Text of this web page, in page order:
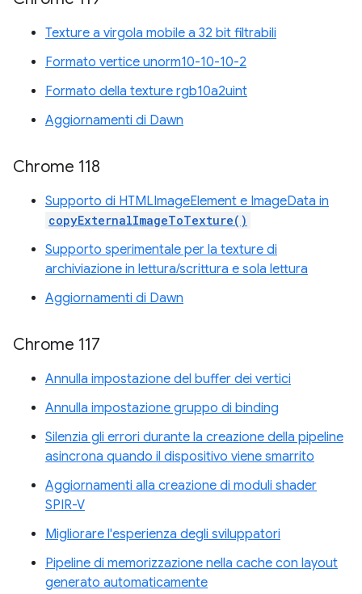
Texture a virgola mobile a 32 bit filtrabili
Formato vertice unorm10-10-10-2
Formato della texture rgb10a2uint
Aggiornamenti di Dawn
Chrome 118
Supporto di HTMLImageElement e ImageData in
copyExternalImageToTexture()
Supporto sperimentale per la texture di
archiviazione in lettura/scrittura e sola lettura
Aggiornamenti di Dawn
Chrome 117
Annulla impostazione del buffer dei vertici
Annulla impostazione gruppo di binding
Silenzia gli errori durante la creazione della pipeline
asincrona quando il dispositivo viene smarrito
Aggiornamenti alla creazione di moduli shader
SPIR-V
Migliorare l'esperienza degli sviluppatori
Pipeline di memorizzazione nella cache con layout
generato automaticamente